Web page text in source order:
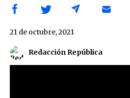
Redacción República
21 de octubre, 2021